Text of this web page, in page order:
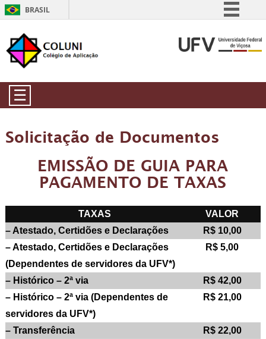
BRASIL
Comunica BR
☰
Solicitação de Documentos
EMISSÃO DE GUIA PARA
PAGAMENTO DE TAXAS
TAXAS
VALOR
– Atestado, Certidões e Declarações
R$ 10,00
– Atestado, Certidões e Declarações
(Dependentes de servidores da UFV*)
R$ 5,00
– Histórico – 2ª via
R$ 42,00
– Histórico – 2ª via (Dependentes de
servidores da UFV*)
R$ 21,00
– Transferência
R$ 22,00